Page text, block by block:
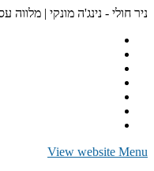
ניר חולי - נינג'ה מונקי |
View website Menu